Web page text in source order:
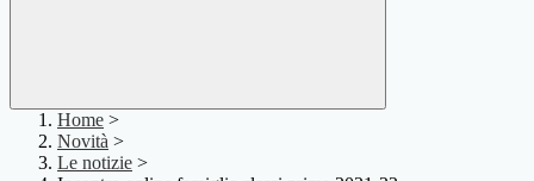
Home >
Novità >
Le notizie >